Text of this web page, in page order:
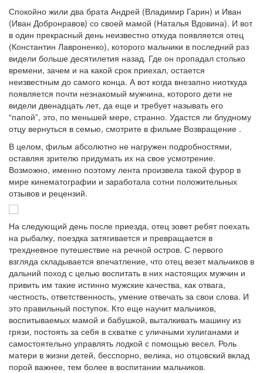
Спокойно жили два брата Андрей (Владимир Гарин) и Иван
(Иван Добронравов) со своей мамой (Наталья Вдовина). И вот
в один прекрасный день неизвестно откуда появляется отец
(Константин Лавроненко), которого мальчики в последний раз
видели больше десятилетия назад. Где он пропадал столько
времени, зачем и на какой срок приехал, остается
неизвестным до самого конца. А вот когда внезапно ниоткуда
появляется почти незнакомый мужчина, которого дети не
видели двенадцать лет, да еще и требует называть его
“папой”, это, по меньшей мере, странно. Удастся ли блудному
отцу вернуться в семью, смотрите в фильме Возвращение .
В целом, фильм абсолютно не нагружен подробностями,
оставляя зрителю придумать их на свое усмотрение.
Возможно, именно поэтому лента произвела такой фурор в
мире кинематографии и заработала сотни положительных
отзывов и рецензий.
На следующий день после приезда, отец зовет ребят поехать
на рыбалку, поездка затягивается и превращается в
трехдневное путешествие на речной остров. С первого
взгляда складывается впечатление, что отец везет мальчиков в
дальний поход с целью воспитать в них настоящих мужчин и
привить им такие истинно мужские качества, как отвага,
честность, ответственность, умение отвечать за свои слова. И
это правильный поступок. Кто еще научит мальчиков,
воспитываемых мамой и бабушкой, выталкивать машину из
грязи, постоять за себя в схватке с уличными хулиганами и
самостоятельно управлять лодкой с помощью весел. Роль
матери в жизни детей, бесспорно, велика, но отцовский вклад
порой важнее, тем более в воспитании мальчиков.